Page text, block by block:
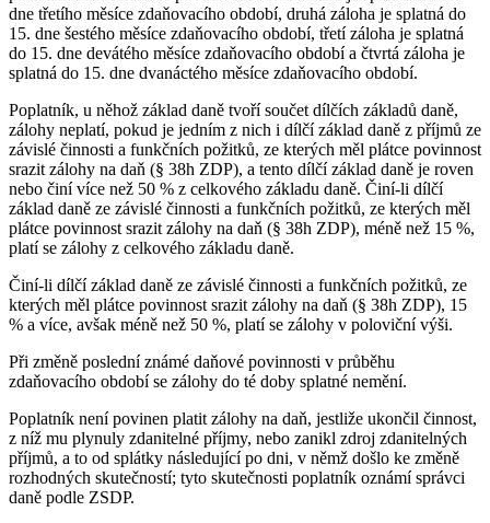
dne třetího měsíce zdaňovacího období, druhá záloha je splatná do
15. dne šestého měsíce zdaňovacího období, třetí záloha je splatná
do 15. dne devátého měsíce zdaňovacího období a čtvrtá záloha je
splatná do 15. dne dvanáctého měsíce zdaňovacího období.
Poplatník, u něhož základ daně tvoří součet dílčích základů daně,
zálohy neplatí, pokud je jedním z nich i dílčí základ daně z příjmů ze
závislé činnosti a funkčních požitků, ze kterých měl plátce povinnost
srazit zálohy na daň (§ 38h ZDP), a tento dílčí základ daně je roven
nebo činí více než 50 % z celkového základu daně. Činí-li dílčí
základ daně ze závislé činnosti a funkčních požitků, ze kterých měl
plátce povinnost srazit zálohy na daň (§ 38h ZDP), méně než 15 %,
platí se zálohy z celkového základu daně.
Činí-li dílčí základ daně ze závislé činnosti a funkčních požitků, ze
kterých měl plátce povinnost srazit zálohy na daň (§ 38h ZDP), 15
% a více, avšak méně než 50 %, platí se zálohy v poloviční výši.
Při změně poslední známé daňové povinnosti v průběhu
zdaňovacího období se zálohy do té doby splatné nemění.
Poplatník není povinen platit zálohy na daň, jestliže ukončil činnost,
z níž mu plynuly zdanitelné příjmy, nebo zanikl zdroj zdanitelných
příjmů, a to od splátky následující po dni, v němž došlo ke změně
rozhodných skutečností; tyto skutečnosti poplatník oznámí správci
daně podle ZSDP.